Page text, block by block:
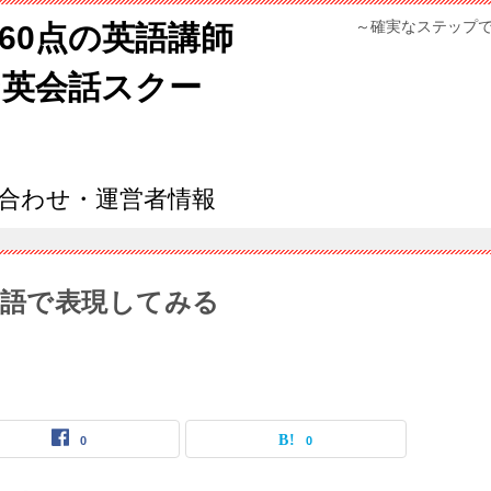
点の英語講師
会話スクー
～確実なステップ
わせ・運営者情報
で表現してみる
0 0